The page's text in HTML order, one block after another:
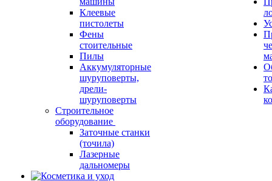
Клеевые
пистолеты
Фены
стоительные
Пилы
Аккумуляторные
шуруповерты,
дрели-
шуруповерты
Строительное
оборудование
Заточные станки
(точила)
Лазерные
дальномеры